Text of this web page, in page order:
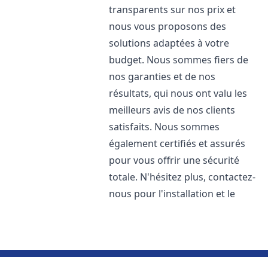
transparents sur nos prix et
nous vous proposons des
solutions adaptées à votre
budget. Nous sommes fiers de
nos garanties et de nos
résultats, qui nous ont valu les
meilleurs avis de nos clients
satisfaits. Nous sommes
également certifiés et assurés
pour vous offrir une sécurité
totale. N'hésitez plus, contactez-
nous pour l'installation et le